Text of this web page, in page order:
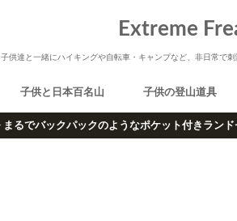
Extreme
子供達と一緒にハイキングや自転車・キャンプなど、非日常で
子供と日本百名山 子供の登山道具
まるでバックパックのようなポケット付きランド